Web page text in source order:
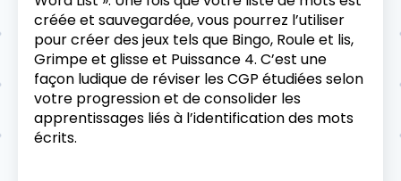
créée et sauvegardée, vous pourrez l’utiliser
pour créer des jeux tels que Bingo, Roule et lis,
Grimpe et glisse et Puissance 4. C’est une
façon ludique de réviser les CGP étudiées selon
votre progression et de consolider les
apprentissages liés à l’identification des mots
écrits.